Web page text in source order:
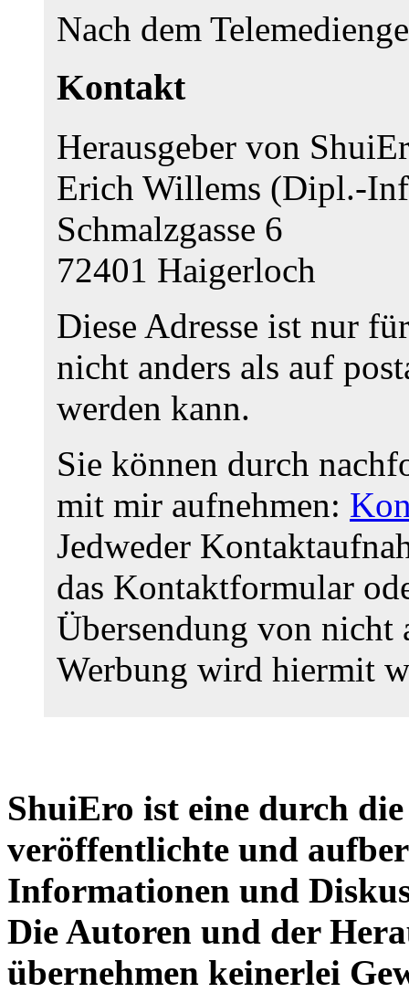
Nach dem
Kontakt
Herausgeber von
Erich Willems (Dipl.-
Schmalzgasse 6
72401 Haigerloch
Diese Adresse ist nur
nicht anders als auf
werden kann.
Sie können durch
mit mir aufnehmen:
Jedweder
das Kontaktformular
Übersendung von nicht
Werbung wird hiermit
ShuiEro ist eine durch
veröffentlichte und
Informationen und
Die Autoren und der
übernehmen keinerlei